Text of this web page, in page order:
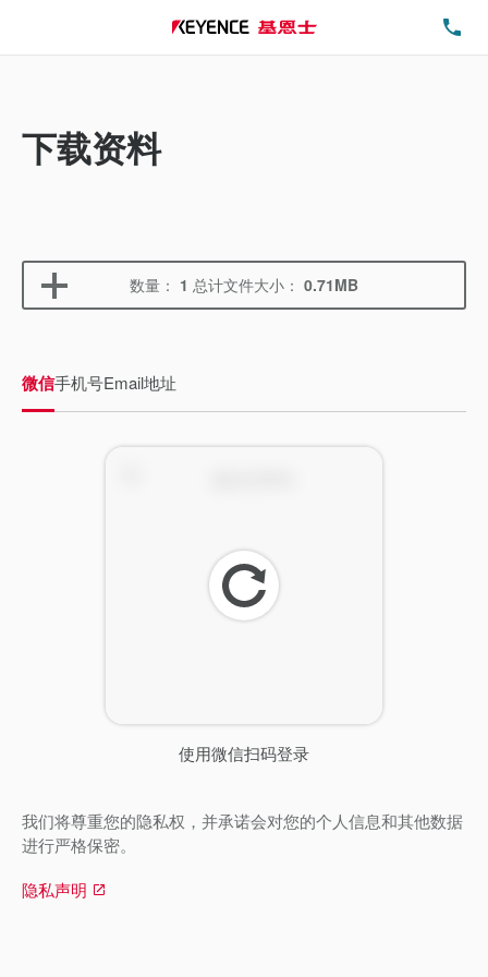
下载资料
数量： 1 总计文件大小： 0.71MB
微信手机号Email地址
使用微信扫码登录
刷
新
我们将尊重您的隐私权，并承诺会对您的个人信息和其他数据
进行严格保密。
隐私声明